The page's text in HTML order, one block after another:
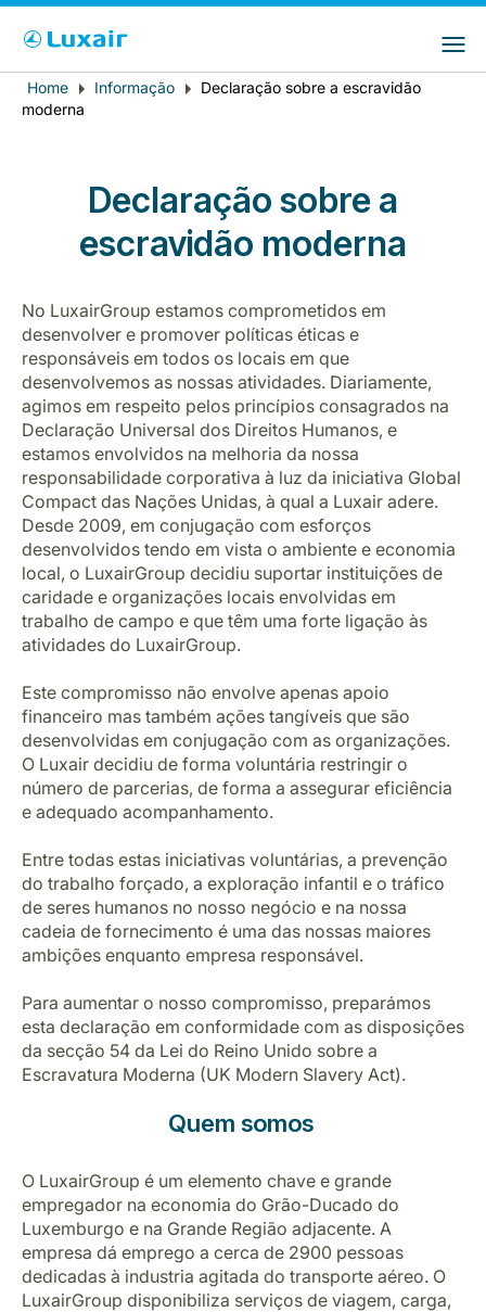
LuxairTours
País de residência
Breadcrumb
Home Informação
Declaração sobre a escravidão
moderna
Declaração sobre a
escravidão moderna
No LuxairGroup estamos comprometidos em
desenvolver e promover políticas éticas e
responsáveis em todos os locais em que
desenvolvemos as nossas atividades. Diariamente,
agimos em respeito pelos princípios consagrados na
Declaração Universal dos Direitos Humanos, e
estamos envolvidos na melhoria da nossa
responsabilidade corporativa à luz da iniciativa Global
Compact das Nações Unidas, à qual a Luxair adere.
Desde 2009, em conjugação com esforços
desenvolvidos tendo em vista o ambiente e economia
local, o LuxairGroup decidiu suportar instituições de
caridade e organizações locais envolvidas em
trabalho de campo e que têm uma forte ligação às
atividades do LuxairGroup.
Este compromisso não envolve apenas apoio
financeiro mas também ações tangíveis que são
desenvolvidas em conjugação com as organizações.
O Luxair decidiu de forma voluntária restringir o
número de parcerias, de forma a assegurar eficiência
e adequado acompanhamento.
Entre todas estas iniciativas voluntárias, a prevenção
do trabalho forçado, a exploração infantil e o tráfico
de seres humanos no nosso negócio e na nossa
cadeia de fornecimento é uma das nossas maiores
ambições enquanto empresa responsável.
Para aumentar o nosso compromisso, preparámos
esta declaração em conformidade com as disposições
da secção 54 da Lei do Reino Unido sobre a
Escravatura Moderna (UK Modern Slavery Act).
Quem somos
O LuxairGroup é um elemento chave e grande
empregador na economia do Grão-Ducado do
Luxemburgo e na Grande Região adjacente. A
empresa dá emprego a cerca de 2900 pessoas
dedicadas à industria agitada do transporte aéreo. O
LuxairGroup disponibiliza serviços de viagem, carga,